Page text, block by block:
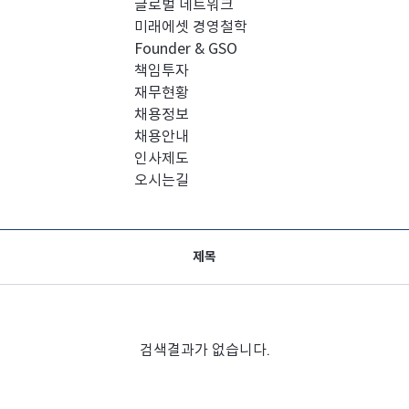
글로벌 네트워크
미래에셋 경영철학
Founder & GSO
책임투자
재무현황
채용정보
채용안내
인사제도
오시는길
제목
검색결과가 없습니다.